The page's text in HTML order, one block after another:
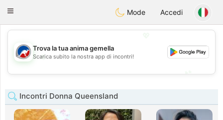
AustraliaChat
Toggle
Mode Accedi
💖
💕
Trova la tua anima gemella
Scarica subito la nostra app di incontri!
Incontri Donna Queensland